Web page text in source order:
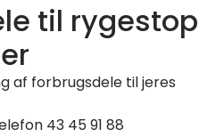
til rygestop
af forbrugsdele til jeres
43 45 91 88